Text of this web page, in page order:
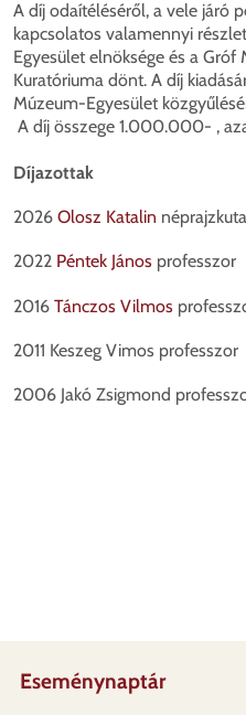
A díj odaítéléséről, a vele járó
kapcsolatos valamennyi
Egyesület elnöksége és a
Kuratóriuma dönt. A díj
Múzeum-Egyesület
A díj összege 1.000.000- ,
Díjazottak
2026 Olosz Katalin
2022 Péntek János professzor
2016 Tánczos Vilmos
2011 Keszeg Vimos professzor
2006 Jakó Zsigmond
Eseménynaptár